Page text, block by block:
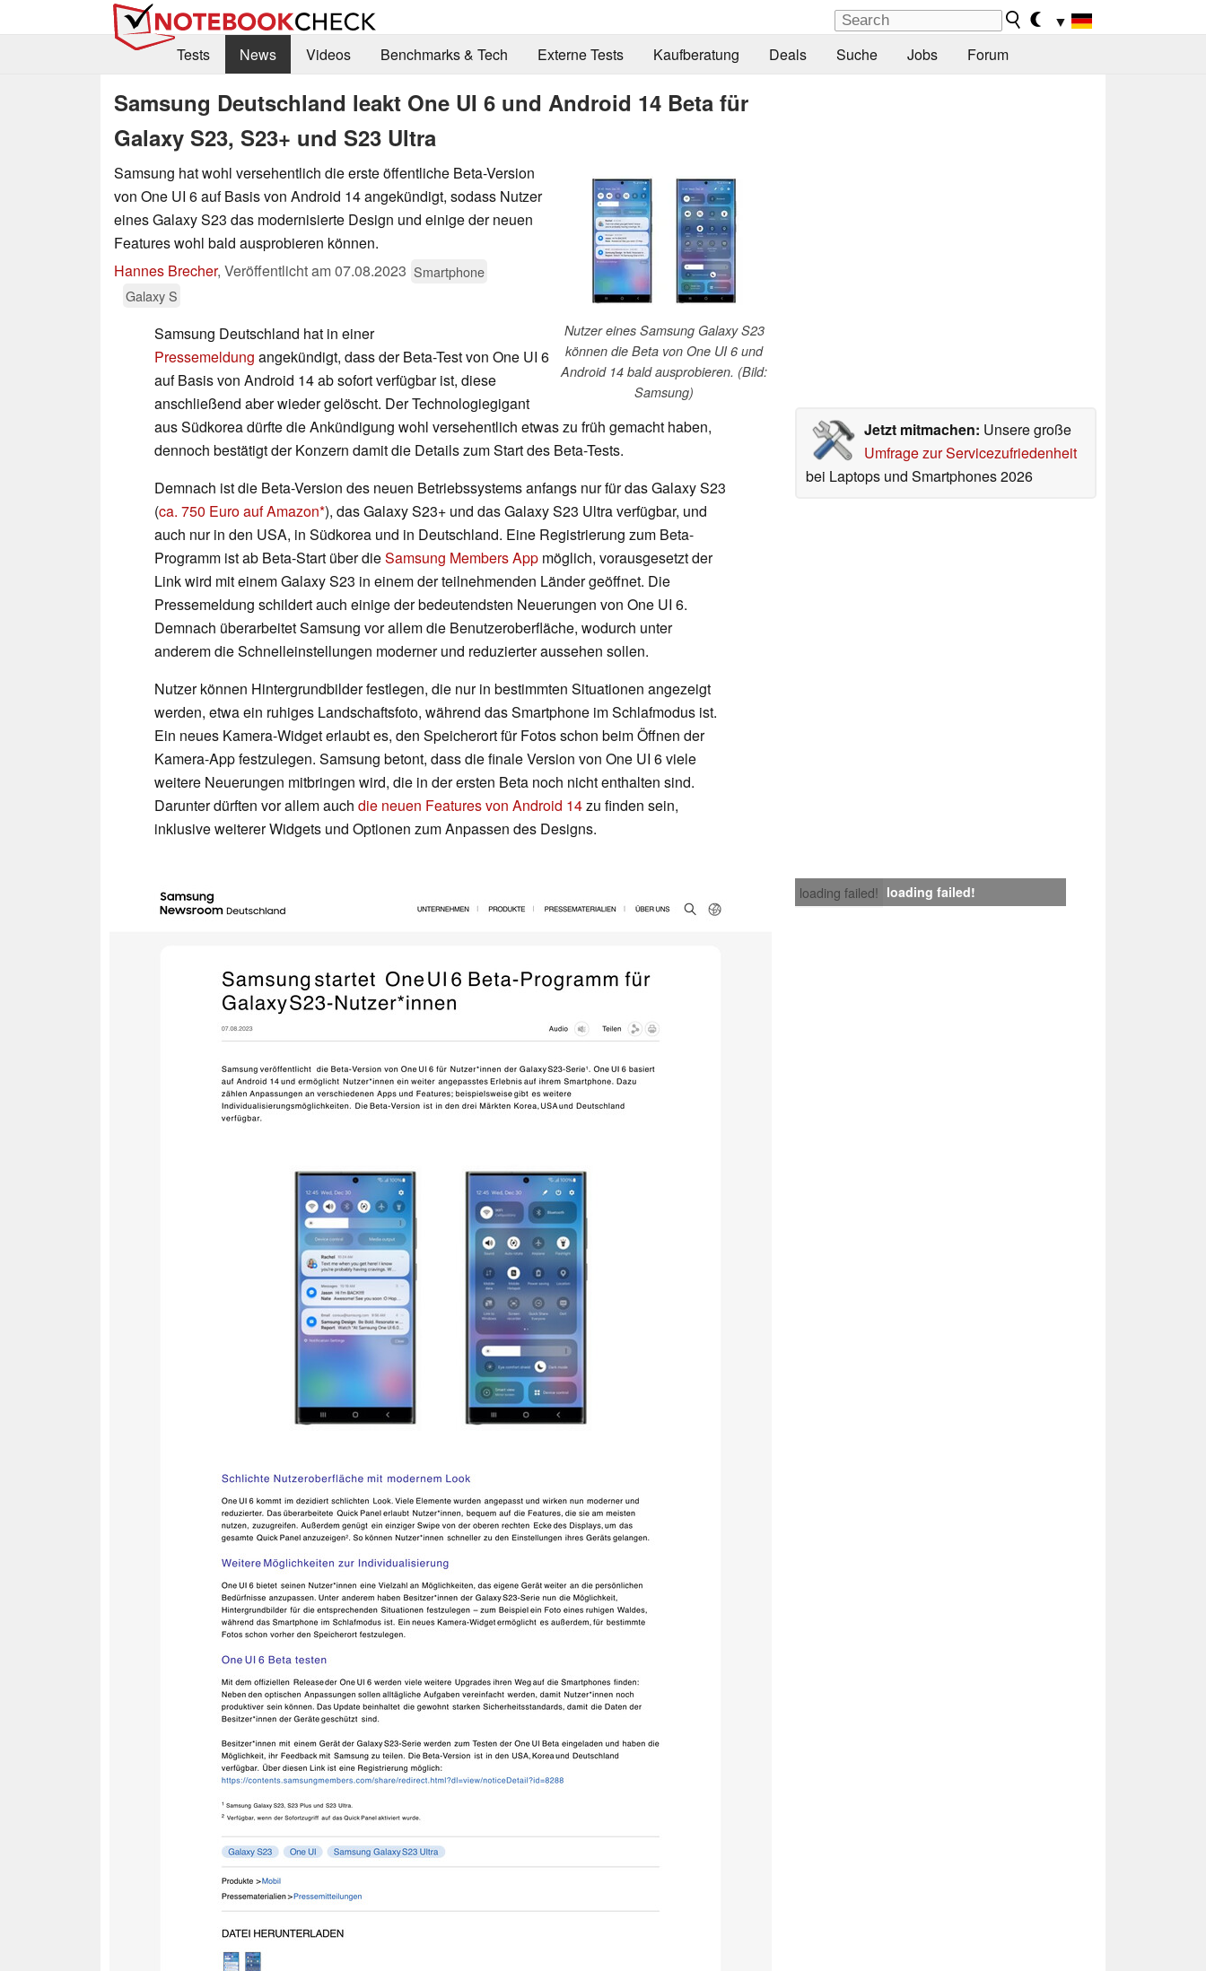
▼
Tests
News Videos Benchmarks & Tech Externe Tests Kaufberatung Deals Suche Jobs Forum
Samsung Deutschland leakt One UI 6 und Android 14 Beta für
Galaxy S23, S23+ und S23 Ultra
Nutzer eines Samsung Galaxy S23
können die Beta von One UI 6 und
Android 14 bald ausprobieren. (Bild:
Samsung)
Samsung hat wohl versehentlich die erste öffentliche Beta-Version
von One UI 6 auf Basis von Android 14 angekündigt, sodass Nutzer
eines Galaxy S23 das modernisierte Design und einige der neuen
Features wohl bald ausprobieren können.
Hannes Brecher, Veröffentlicht am07.08.2023 Smartphone
Galaxy S
Jetzt mitmachen: Unsere große
Umfrage zur Servicezufriedenheit
bei Laptops und Smartphones 2026
Samsung Deutschland hat in einer
Pressemeldung angekündigt, dass der Beta-Test von One UI 6
auf Basis von Android 14 ab sofort verfügbar ist, diese
anschließend aber wieder gelöscht. Der Technologiegigant
aus Südkorea dürfte die Ankündigung wohl versehentlich etwas zu früh gemacht haben,
dennoch bestätigt der Konzern damit die Details zum Start des Beta-Tests.
Demnach ist die Beta-Version des neuen Betriebssystems anfangs nur für das Galaxy S23
(ca. 750 Euro auf Amazon ), das Galaxy S23+ und das Galaxy S23 Ultra verfügbar, und
auch nur in den USA, in Südkorea und in Deutschland. Eine Registrierung zum Beta-
Programm ist ab Beta-Start über dieSamsung Members App möglich, vorausgesetzt der
Link wird mit einem Galaxy S23 in einem der teilnehmenden Länder geöffnet. Die
Pressemeldung schildert auch einige der bedeutendsten Neuerungen von One UI 6.
Demnach überarbeitet Samsung vor allem die Benutzeroberfläche, wodurch unter
anderem die Schnelleinstellungen moderner und reduzierter aussehen sollen.
Nutzer können Hintergrundbilder festlegen, die nur in bestimmten Situationen angezeigt
werden, etwa ein ruhiges Landschaftsfoto, während das Smartphone im Schlafmodus ist.
Ein neues Kamera-Widget erlaubt es, den Speicherort für Fotos schon beim Öffnen der
Kamera-App festzulegen. Samsung betont, dass die finale Version von One UI 6 viele
weitere Neuerungen mitbringen wird, die in der ersten Beta noch nicht enthalten sind.
Darunter dürften vor allem auch die neuen Features von Android 14zu finden sein,
inklusive weiterer Widgets und Optionen zum Anpassen des Designs.
loading failed! loading failed!